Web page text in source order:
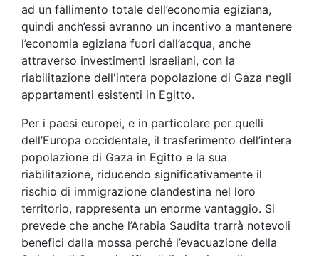
ad un fallimento totale dell’economia egiziana,
quindi anch’essi avranno un incentivo a mantenere
l’economia egiziana fuori dall’acqua, anche
attraverso investimenti israeliani, con la
riabilitazione dell'intera popolazione di Gaza negli
appartamenti esistenti in Egitto.
Per i paesi europei, e in particolare per quelli
dell’Europa occidentale, il trasferimento dell’intera
popolazione di Gaza in Egitto e la sua
riabilitazione, riducendo significativamente il
rischio di immigrazione clandestina nel loro
territorio, rappresenta un enorme vantaggio. Si
prevede che anche l’Arabia Saudita trarrà notevoli
benefici dalla mossa perché l’evacuazione della